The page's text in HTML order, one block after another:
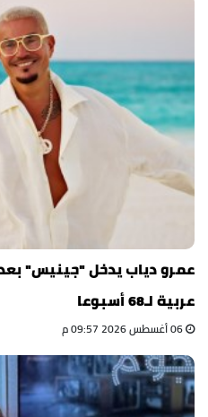
عمرو دياب يدخل "جينيس"
عربية لـ68 أسبوعا